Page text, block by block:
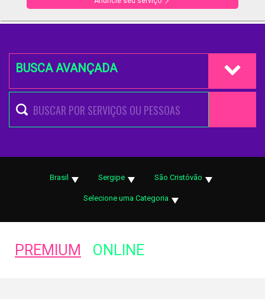
BUSCA AVANÇADA
Brasil Sergipe São Cristóvão
Selecione uma Categoria
PREMIUM ONLINE